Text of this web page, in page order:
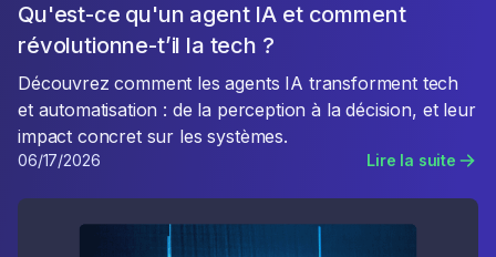
Qu'est-ce qu'un agent IA et comment
révolutionne-t’il la tech ?
Découvrez comment les agents IA transforment tech
et automatisation : de la perception à la décision, et leur
impact concret sur les systèmes.
06/17/2026 Lire la suite